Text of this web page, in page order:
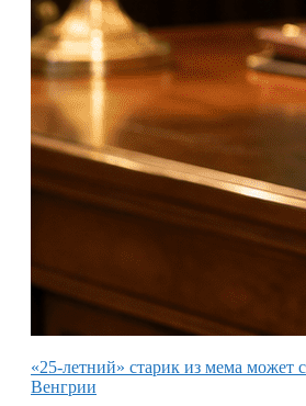
«25-летний» старик из мема может
Венгрии